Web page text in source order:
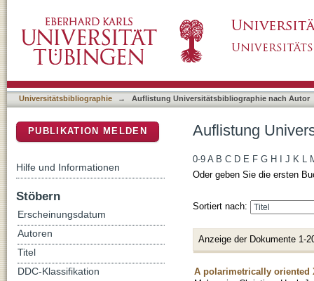
Universitätsbibliographie → Auflistung Universitätsbibliographie nach Autor
Auflistung
0-9 A B C D E F G H J K L
Oder geben Sie die ersten
Sortiert nach:
Anzeige der Dokumente 1-
A polarimetrically oriented
PUBLIKATION MELDEN
Hilfe und Informationen
Stöbern
Erscheinungsdatum
Autoren
Titel
DDC-Klassifikation